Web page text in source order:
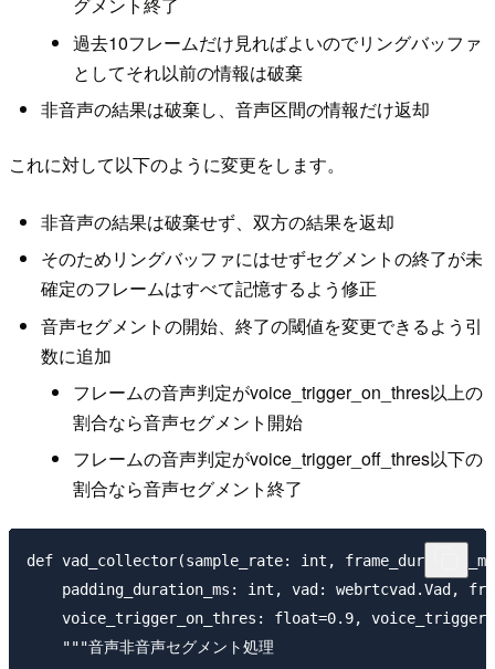
グメント終了
過去10フレームだけ見ればよいのでリングバッファ
としてそれ以前の情報は破棄
非音声の結果は破棄し、音声区間の情報だけ返却
これに対して以下のように変更をします。
非音声の結果は破棄せず、双方の結果を返却
そのためリングバッファにはせずセグメントの終了が未
確定のフレームはすべて記憶するよう修正
音声セグメントの開始、終了の閾値を変更できるよう引
数に追加
フレームの音声判定がvoice_trigger_on_thres以上の
割合なら音声セグメント開始
フレームの音声判定がvoice_trigger_off_thres以下の
割合なら音声セグメント終了
def vad_collector(sample_rate: int,
padding_duration_ms: int, vad: webrtcvad.Vad,
voice_trigger_on_thres: float=0.9,
    """音声非音声セグメント処理